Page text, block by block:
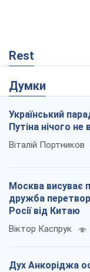
Rest
Думки
Український
Путіна нічого
Віталій Портников
Москва висуває
дружба
Росії від Китаю
Віктор Каспрук
Дух Анкоріджа